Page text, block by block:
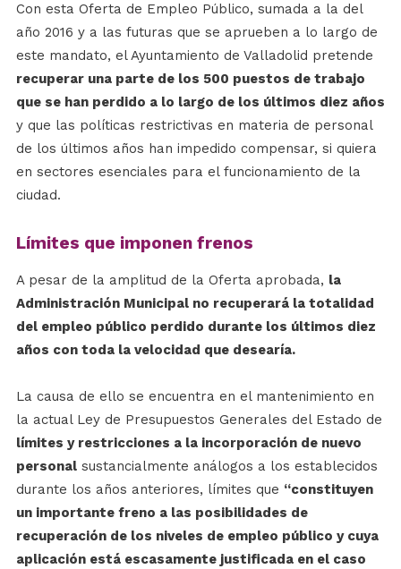
Con esta Oferta de Empleo Público, sumada a la del
año 2016 y a las futuras que se aprueben a lo largo de
este mandato, el Ayuntamiento de Valladolid pretende
recuperar una parte de los 500 puestos de trabajo
que se han perdido a lo largo de los últimos diez años
y que las políticas restrictivas en materia de personal
de los últimos años han impedido compensar, si quiera
en sectores esenciales para el funcionamiento de la
ciudad.
Límites que imponen frenos
A pesar de la amplitud de la Oferta aprobada, la
Administración Municipal no recuperará la totalidad
del empleo público perdido durante los últimos diez
años con toda la velocidad que desearía.
La causa de ello se encuentra en el mantenimiento en
la actual Ley de Presupuestos Generales del Estado de
límites y restricciones a la incorporación de nuevo
personalsustancialmente análogos a los establecidos
durante los años anteriores, límites que “constituyen
un importante freno a las posibilidades de
recuperación de los niveles de empleo público y cuya
aplicación está escasamente justificada en el caso